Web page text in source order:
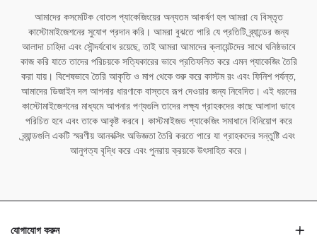
আমাদের কসমেটিক বোতল প্যাকেজিংয়ের অন্যতম আকর্ষণ হল আমরা যে বিস্তৃত
কাস্টোমাইজেশনের সুযোগ প্রদান করি। আমরা বুঝতে পারি যে প্রতিটি ব্র্যান্ডের জন্য
আলাদা চাহিদা এবং সৌন্দর্যবোধ রয়েছে, তাই আমরা আমাদের ক্লায়েন্টদের সাথে ঘনিষ্ঠভাবে
কাজ করি যাতে তাদের পরিচয়কে সত্যিকারের ভাবে প্রতিফলিত করে এমন প্যাকেজিং তৈরি
করা যায়। বিশেষভাবে তৈরি আকৃতি ও মাপ থেকে শুরু করে কাস্টম রং এবং ফিনিশ পর্যন্ত,
আমাদের ডিজাইন দল আপনার ধারণাকে বাস্তবে রূপ দেওয়ার জন্য নিবেদিত। এই ধরনের
কাস্টোমাইজেশনের মাধ্যমে আপনার পণ্যগুলি তাদের লক্ষ্য গ্রাহকদের কাছে আলাদা ভাবে
পরিচিত হবে এবং তাকে আকৃষ্ট করবে। কাস্টমাইজড প্যাকেজিং সমাধানে বিনিয়োগ করে
ব্র্যান্ডগুলি একটি স্মরণীয় আনবক্সিং অভিজ্ঞতা তৈরি করতে পারে যা গ্রাহকদের সন্তুষ্টি এবং
আনুগত্য বৃদ্ধি করে এবং পুনরায় ক্রয়কে উৎসাহিত করে।
যোগাযোগ করুন